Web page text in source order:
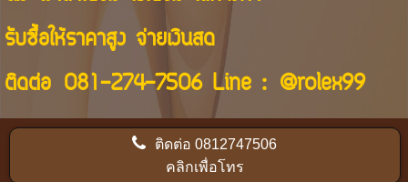
รับซื้อให้ราคาสูง จ่ายเงินสด
ติดต่อ 081-274-7506Line : @rolex99
ติดต่อ0812747506
คลิกเพื่อโทร